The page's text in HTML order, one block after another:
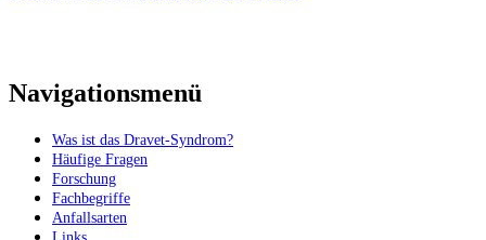
Navigationsmenü
Was ist das Dravet-Syndrom?
Häufige Fragen
Forschung
Fachbegriffe
Anfallsarten
Links